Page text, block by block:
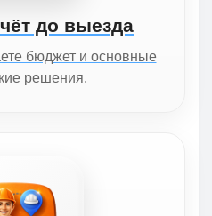
до выезда
бюджет и основные
решения.